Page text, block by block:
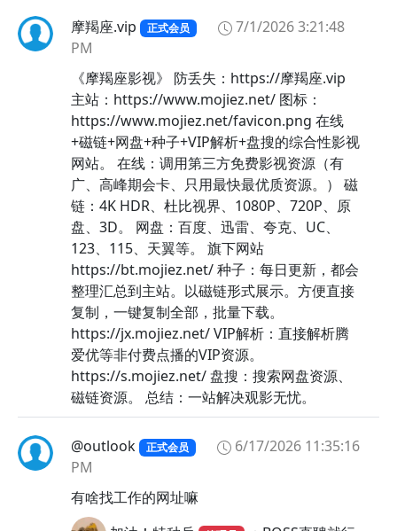
😔
😕
😤
😥
摩羯座.vip 正式会员
7/1/2026 3:21:48
PM
《摩羯座影视》 防丢失：https://摩羯座.vip
主站：https://www.mojiez.net/ 图标：
https://www.mojiez.net/favicon.png 在线
+磁链+网盘+种子+VIP解析+盘搜的综合性影视
网站。 在线：调用第三方免费影视资源（有
广、高峰期会卡、只用最快最优质资源。） 磁
链：4K HDR、杜比视界、1080P、720P、原
盘、3D。 网盘：百度、迅雷、夸克、UC、
123、115、天翼等。 旗下网站
https://bt.mojiez.net/ 种子：每日更新，都会
整理汇总到主站。以磁链形式展示。方便直接
复制，一键复制全部，批量下载。
https://jx.mojiez.net/ VIP解析：直接解析腾
爱优等非付费点播的VIP资源。
https://s.mojiez.net/ 盘搜：搜索网盘资源、
磁链资源。 总结：一站解决观影无忧。
@outlook 正式会员
6/17/2026 11:35:16
PM
有啥找工作的网址嘛